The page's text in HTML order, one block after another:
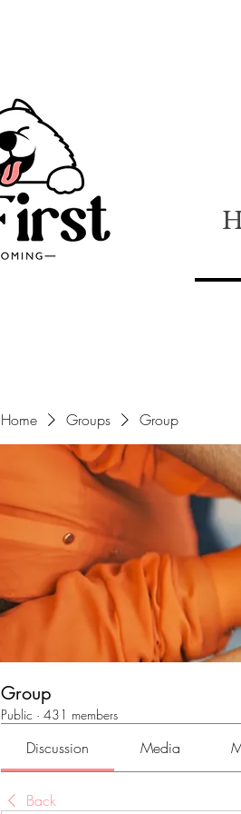
Home Groups Group
Group
Public · 431 members
Discussion Media
Back